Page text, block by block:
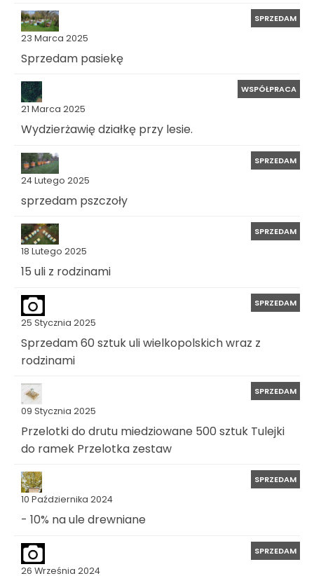
23 Marca 2025
SPRZEDAM
Sprzedam pasiekę
21 Marca 2025
WSPÓŁPRACA
Wydzierżawię działkę przy lesie.
24 Lutego 2025
SPRZEDAM
sprzedam pszczoły
18 Lutego 2025
SPRZEDAM
15 uli z rodzinami
25 Stycznia 2025
SPRZEDAM
Sprzedam 60 sztuk uli wielkopolskich wraz z
rodzinami
09 Stycznia 2025
SPRZEDAM
Przelotki do drutu miedziowane 500 sztuk Tulejki
do ramek Przelotka zestaw
10 Października 2024
SPRZEDAM
- 10% na ule drewniane
26 Września 2024
SPRZEDAM